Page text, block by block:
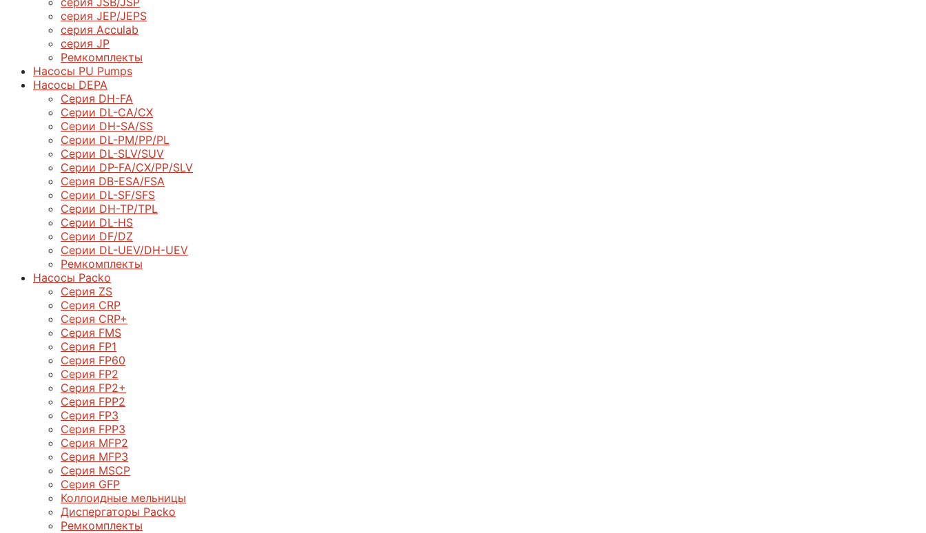
серия JEP/JEPS
серия Acculab
серия JP
Ремкомплекты
Насосы PU Pumps
Насосы DEPA
Серия DH-FA
Серии DL-CA/CX
Серии DH-SA/SS
Серии DL-PM/РР/PL
Серии DL-SLV/SUV
Серии DP-FA/CX/PP/SLV
Серия DB-ЕSA/FSA
Серии DL-SF/SFS
Серии DН-ТP/ТPL
Серии DL-HS
Серии DF/DZ
Серии DL-UEV/DH-UEV
Ремкомплекты
Насосы Packo
Серия ZS
Серия CRP
Серия CRP+
Серия FMS
Серия FP1
Серия FP60
Серия FP2
Серия FP2+
Серия FPP2
Серия FP3
Серия FPP3
Серия МFP2
Серия МFP3
Серия MSCP
Серия GFP
Коллоидные мельницы
Диспергаторы Packo
Ремкомплекты